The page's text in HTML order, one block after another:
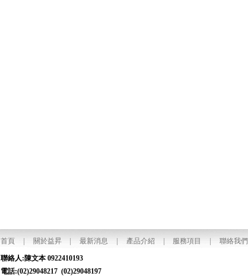
首頁 關於益昇|最新消息 產品介紹| 服務項目 |聯絡我們
聯絡人:陳文本 0922410193
電話:(02)29048217 (02)29048197